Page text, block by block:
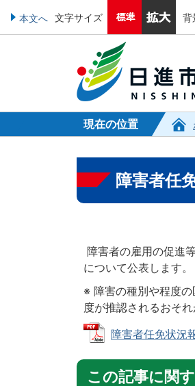
本文へ 文字サイズ 背
現在の位置
障害者任
障害者の雇用の促進
について公表します。
※ 障害の種別や程度
度が推認されるおそ
障害者任免状況
この記事に関